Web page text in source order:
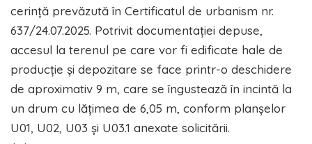
cerință prevăzută în Certificatul de urbanism nr.
637/24.07.2025. Potrivit documentației depuse,
accesul la terenul pe care vor fi edificate hale de
producție și depozitare se face printr-o deschidere
de aproximativ 9 m, care se îngustează în incintă la
un drum cu lățimea de 6,05 m, conform planșelor
U01, U02, U03 și U03.1 anexate solicitării.